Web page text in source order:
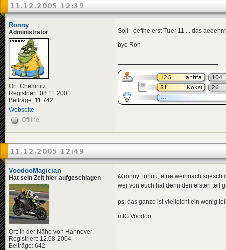
11.12.2005 12:39
Ronny
Administrator
Ort: Chemnitz
Registriert: 08.11.2001
Beiträge: 11.742
Webseite
Soli - oeffne erst Tuer 11 ... das
bye Ron
Offline
11.12.2005 12:49
VoodooMagician
Hat sein Zelt hier aufgeschlagen
Ort: In der Nähe von Hannover
Registriert: 12.08.2004
Beiträge: 642
@ronny: juhuu, eine
wer von euch hat denn den ersten teil
ps: das ganze ist vielleicht ein wenig
mfG Voodoo